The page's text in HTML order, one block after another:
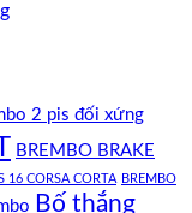
2 pis đối xứng
BREMBO BRAKE
16 CORSA CORTA BREMBO
Bố thắng